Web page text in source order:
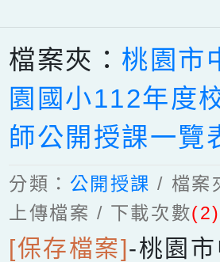
檔案夾： 桃園市
園國小112年度
師公開授課一覽
分類： 公開授課 / 檔案
上傳檔案 / 下載次數(2)
[保存檔案]-桃園